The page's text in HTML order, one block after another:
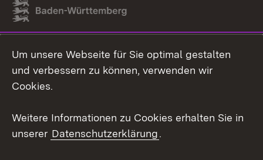
Link zum Landesportal
Um unsere Webseite für Sie optimal gestalten
und verbessern zu können, verwenden wir
Cookies.
Weitere Informationen zu Cookies erhalten Sie in
unserer Datenschutzerklärung.